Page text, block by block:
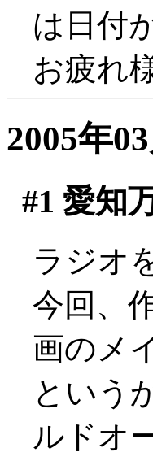
は日付
お疲れ
2005年
#1 愛知
ラジオ
今回、
画のメ
という
ルドオ